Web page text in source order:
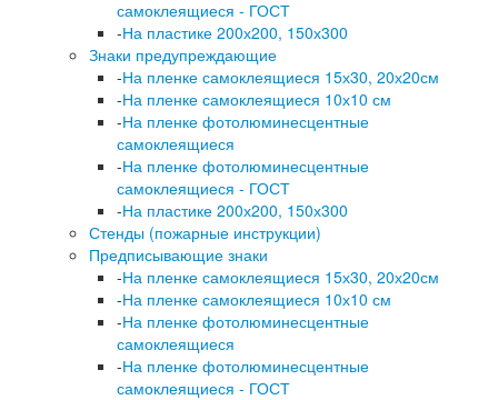
самоклеящиеся - ГОСТ
-На пластике 200х200, 150х300
Знаки предупреждающие
-На пленке самоклеящиеся 15х30, 20х20см
-На пленке самоклеящиеся 10х10 см
-На пленке фотолюминесцентные
самоклеящиеся
-На пленке фотолюминесцентные
самоклеящиеся - ГОСТ
-На пластике 200х200, 150х300
Стенды (пожарные инструкции)
Предписывающие знаки
-На пленке самоклеящиеся 15х30, 20х20см
-На пленке самоклеящиеся 10х10 см
-На пленке фотолюминесцентные
самоклеящиеся
-На пленке фотолюминесцентные
самоклеящиеся - ГОСТ